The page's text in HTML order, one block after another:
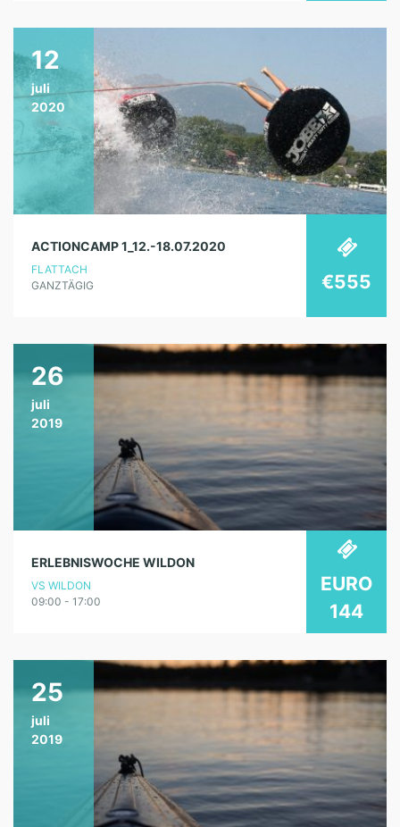
12
juli
2020
ACTIONCAMP 1_12.-18.07.2020
FLATTACH
GANZTÄGIG
€555
26
juli
2019
ERLEBNISWOCHE WILDON
VS WILDON
09:00 - 17:00
EURO
144
25
juli
2019